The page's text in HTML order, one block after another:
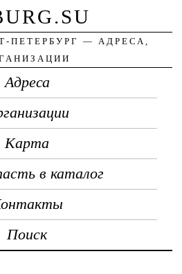
ПЕТЕРБУРГ — АДРЕСА,
Адреса
Карта
в каталог
Поиск